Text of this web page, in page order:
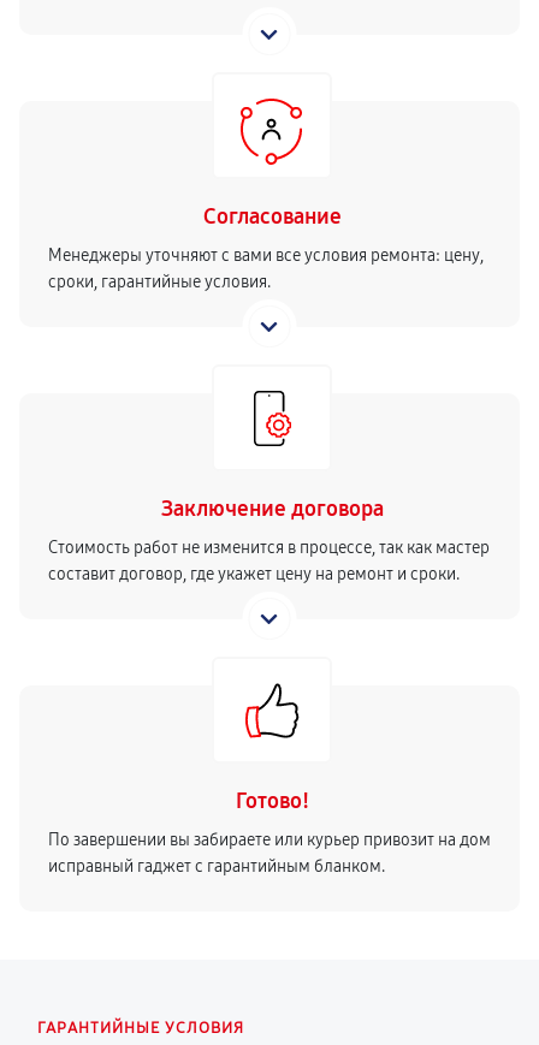
Согласование
Менеджеры уточняют с вами все условия ремонта: цену,
сроки, гарантийные условия.
Заключение договора
Стоимость работ не изменится в процессе, так как мастер
составит договор, где укажет цену на ремонт и сроки.
Готово!
По завершении вы забираете или курьер привозит на дом
исправный гаджет с гарантийным бланком.
ГАРАНТИЙНЫЕ УСЛОВИЯ